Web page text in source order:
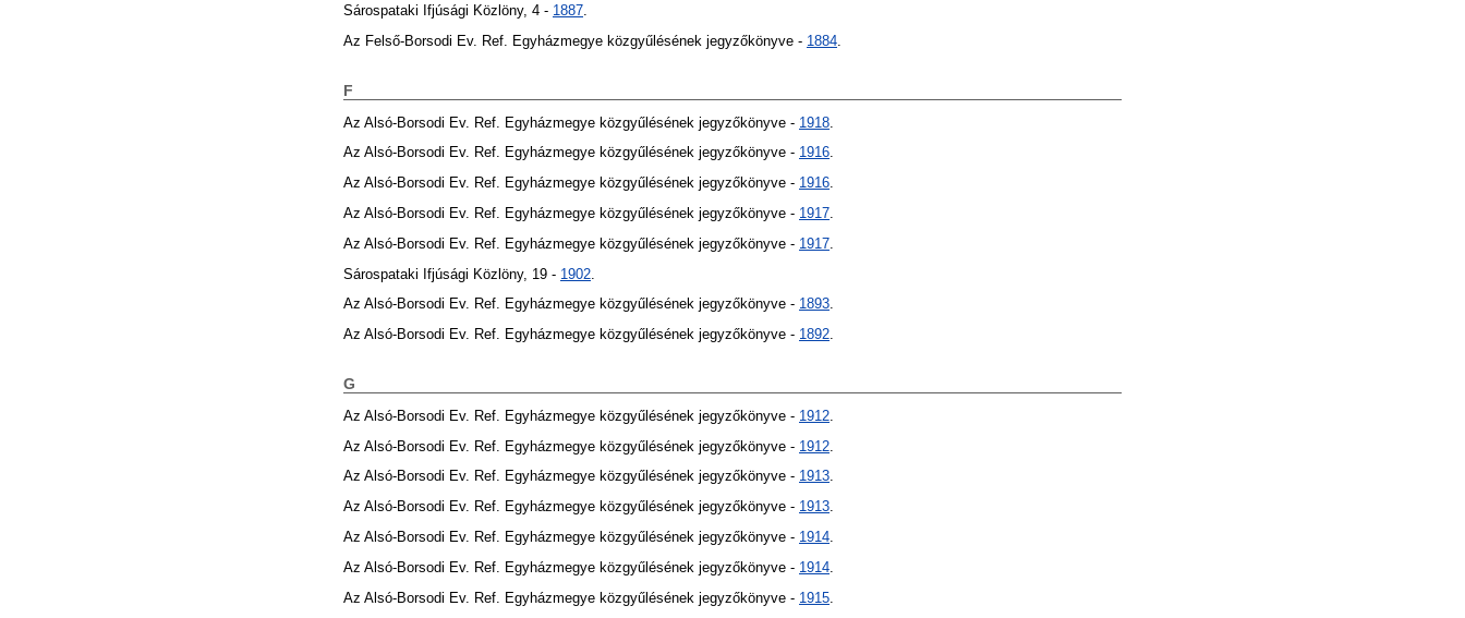
Sárospataki Ifjúsági Közlöny, 4 - 1887
Az Felső-Borsodi Ev. Ref. Egyházmegye közgyűlésének jegyzőkönyve - 1884
F
Az Alsó-Borsodi Ev. Ref. Egyházmegye közgyűlésének jegyzőkönyve - 1918
Az Alsó-Borsodi Ev. Ref. Egyházmegye közgyűlésének jegyzőkönyve - 1916.
Az Alsó-Borsodi Ev. Ref. Egyházmegye közgyűlésének jegyzőkönyve - 1916.
Az Alsó-Borsodi Ev. Ref. Egyházmegye közgyűlésének jegyzőkönyve - 1917
Az Alsó-Borsodi Ev. Ref. Egyházmegye közgyűlésének jegyzőkönyve - 1917
Sárospataki Ifjúsági Közlöny, 19 - 1902
Az Alsó-Borsodi Ev. Ref. Egyházmegye közgyűlésének jegyzőkönyve - 1893.
Az Alsó-Borsodi Ev. Ref. Egyházmegye közgyűlésének jegyzőkönyve - 1892.
G
Az Alsó-Borsodi Ev. Ref. Egyházmegye közgyűlésének jegyzőkönyve - 1912
Az Alsó-Borsodi Ev. Ref. Egyházmegye közgyűlésének jegyzőkönyve - 1912
Az Alsó-Borsodi Ev. Ref. Egyházmegye közgyűlésének jegyzőkönyve - 1913.
Az Alsó-Borsodi Ev. Ref. Egyházmegye közgyűlésének jegyzőkönyve - 1913.
Az Alsó-Borsodi Ev. Ref. Egyházmegye közgyűlésének jegyzőkönyve - 1914.
Az Alsó-Borsodi Ev. Ref. Egyházmegye közgyűlésének jegyzőkönyve - 1914
Az Alsó-Borsodi Ev. Ref. Egyházmegye közgyűlésének jegyzőkönyve - 1915